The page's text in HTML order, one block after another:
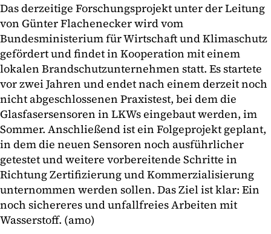
Das derzeitige Forschungsprojekt unter der Leitung
von Günter Flachenecker wird vom
Bundesministerium für Wirtschaft und Klimaschutz
gefördert und findet in Kooperation mit einem
lokalen Brandschutzunternehmen statt. Es startete
vor zwei Jahren und endet nach einem derzeit noch
nicht abgeschlossenen Praxistest, bei dem die
Glasfasersensoren in LKWs eingebaut werden, im
Sommer. Anschließend ist ein Folgeprojekt geplant,
in dem die neuen Sensoren noch ausführlicher
getestet und weitere vorbereitende Schritte in
Richtung Zertifizierung und Kommerzialisierung
unternommen werden sollen. Das Ziel ist klar: Ein
noch sichereres und unfallfreies Arbeiten mit
Wasserstoff. (amo)